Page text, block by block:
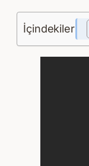
İçindekiler